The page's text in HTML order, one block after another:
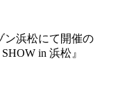
ン浜松にて開催の
in 浜松』